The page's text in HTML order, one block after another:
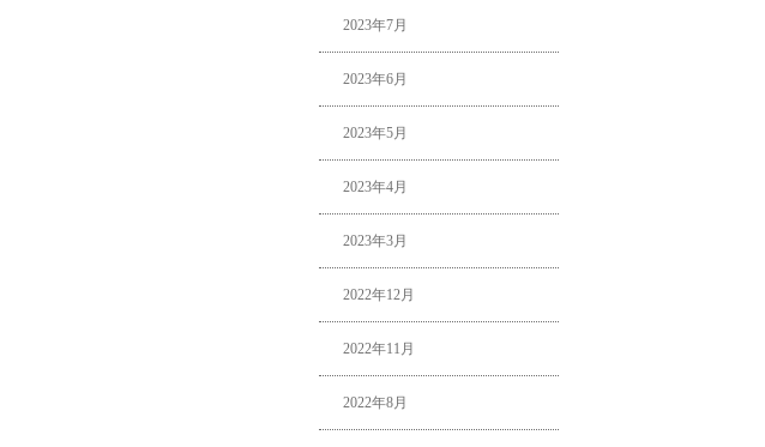
2023年7月
2023年6月
2023年5月
2023年4月
2023年3月
2022年12月
2022年11月
2022年8月